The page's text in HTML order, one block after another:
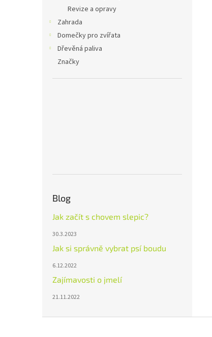
Revize a opravy
Zahrada
Domečky pro zvířata
Dřevěná paliva
Značky
Blog
Jak začít s chovem slepic?
30.3.2023
Jak si správně vybrat psí boudu
6.12.2022
Zajímavosti o jmelí
21.11.2022